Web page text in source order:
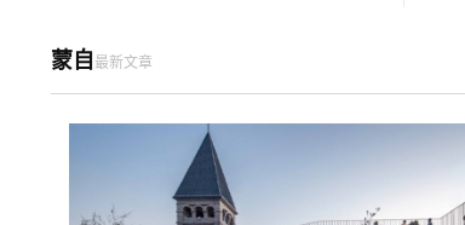
蒙自 最新文章